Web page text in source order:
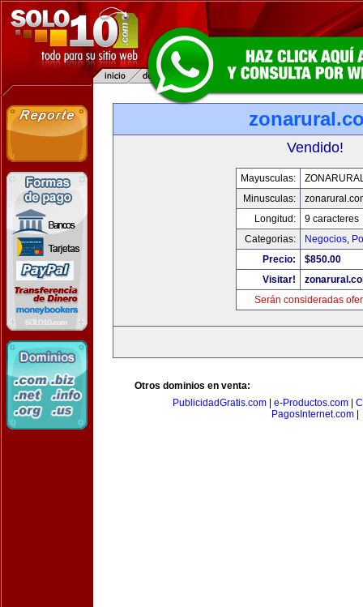
Vendido!
Mayusculas:
Minusculas:
Longitud:
9 caracteres
Categorias:
Negocios,
Precio:
$850.00
Visitar!
Serán consideradas
Otros dominios en venta:
PublicidadGratis.com
e-Productos.com
PagosInternet.com